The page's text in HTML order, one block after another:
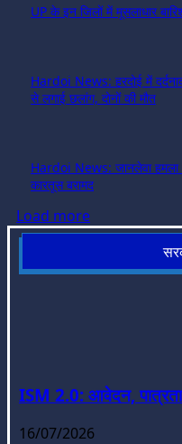
UP के इन जिलों में मूसलाधार
Hardoi News: हरदोई में
से लगाई छलांग, दोनों की मौत
Hardoi News: जानलेवा हमला
कारतूस बरामद
Load more
ISM 2.0: आवेदन, पात्रता
16/07/2026